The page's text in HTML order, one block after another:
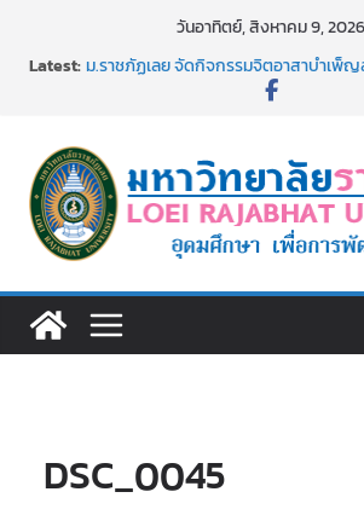
วันอาทิตย์, สิงหาคม 9, 2026
Latest:ม.ราชภัฏเลย จัดกิจกรรมจิตอาสาบำเพ็ญ
เงินรายได้
ม.ราชภัฏเลย จัดมหกรรมวิชาการ เปิดบ้า
นักเรียนมัธยมปลายค้นหาสาขาวิชาในฝัน
อธิการบดี มรภ.เลย ร่วมประชุมชี้แจงกับค
ประจำปีงบประมาณ พ.ศ. 2570
๑,๙๗๒ ชุด โดยวิธีเฉพาะเจาะจง
DSC_0045